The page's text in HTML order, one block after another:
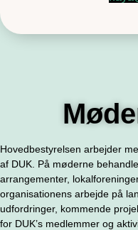
Hovedbestyrelsen arbejder
af DUK. På møderne
arrangementer,
organisationens arbejde på
udfordringer, kommende
for DUK’s medlemmer og